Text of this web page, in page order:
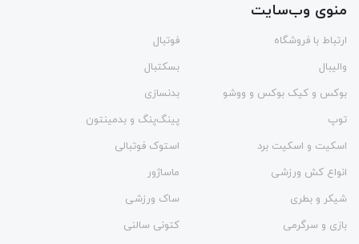
منوی وب‌سایت
ارتباط با فروشگاه
فوتبال
والیبال
بسکتبال
بوکس و کیک بوکس و ووشو
بدنسازی
توپ
پینگ‌پنگ و بدمينتون
اسکیت و اسکیت برد
استوک فوتبالی
انواع کش ورزشی
ماساژور
شیکر و بطری
ساک ورزشی
بازی و سرگرمی
کتونی سالنی